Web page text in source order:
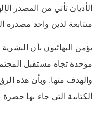
الأديان تأتي من المصدر
متتابعة لدين واحد مصدره
يؤمن البهائيون بأن
موحدة تجاه مستقبل
والهدف منها. وبأن هذه
الكتابية التي جاء بها حضرة